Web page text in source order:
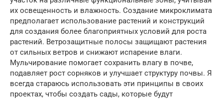
их освещенность и влажность. Создание микроклимата
предполагает использование растений и конструкций
для создания более благоприятных условий для роста
растений. Ветрозащитные полосы защищают растения
от сильных ветров и снижают испарение влаги.
Мульчирование помогает сохранить влагу в почве,
подавляет рост сорняков и улучшает структуру почвы. Я
всегда стараюсь использовать эти принципы в своих
проектах, чтобы создать сады, которые будут